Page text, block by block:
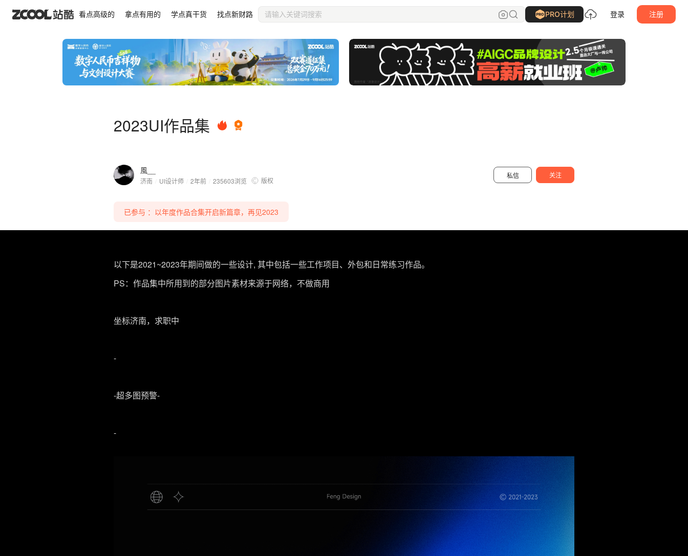
看点高级的 拿点有用的 学点真干货 找点新财路 PRO计划 登录 注册
2023UI作品集
風__
济南 UI设计师 2年前 235603浏览 版权
私信 关注
2023UI作品集 風__ 关注
已参与 ：以年度作品合集开启新篇章，再见2023
以下是2021~2023年期间做的一些设计, 其中包括一些工作项目、外包和日常练习作品。
PS：作品集中所用到的部分图片素材来源于网络，不做商用
坐标济南，求职中
-
-超多图预警-
-